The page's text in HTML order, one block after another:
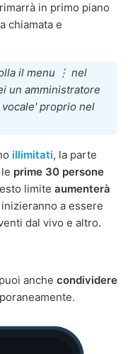
in primo piano
chiamata e
il menu ⋮ nel
un amministratore
proprio nel
illimitati, la parte
prime 30 persone
limite aumenterà
a essere
dal vivo e altro.
anche condividere